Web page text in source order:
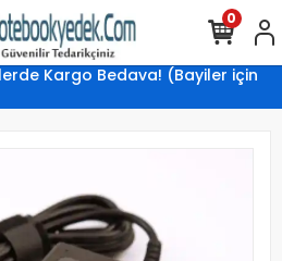
Kargo Bedava! (Bayiler için
0